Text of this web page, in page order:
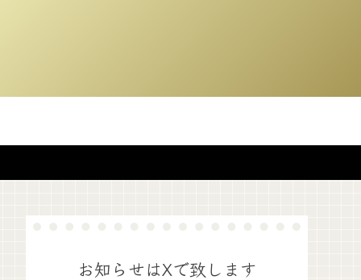
お知らせはXで致します